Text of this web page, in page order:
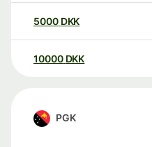
5000 DKK
10000 DKK
PGK